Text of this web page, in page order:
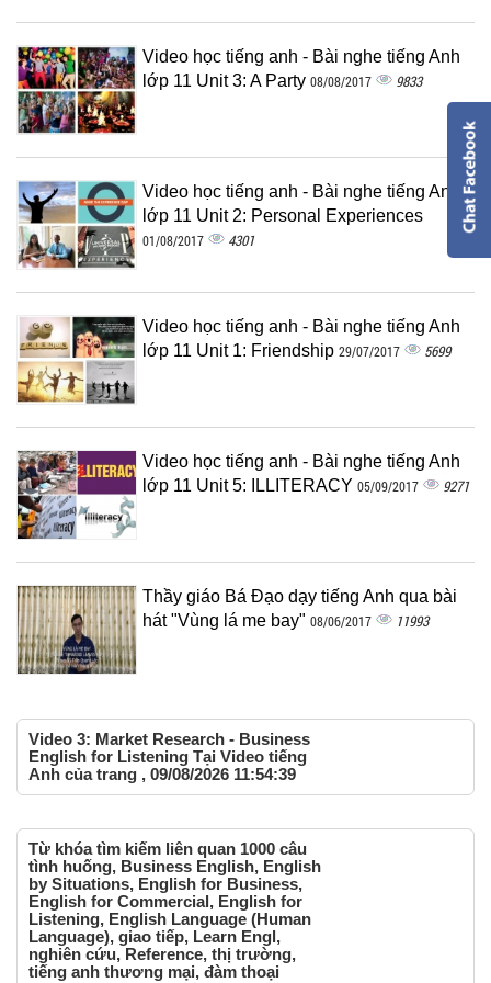
Video học tiếng anh - Bài nghe tiếng Anh
lớp 11 Unit 3: A Party 08/08/2017 9833
Video học tiếng anh - Bài nghe tiếng Anh
lớp 11 Unit 2: Personal Experiences
01/08/2017 4301
Video học tiếng anh - Bài nghe tiếng Anh
lớp 11 Unit 1: Friendship 29/07/2017 5699
Video học tiếng anh - Bài nghe tiếng Anh
lớp 11 Unit 5: ILLITERACY 05/09/2017 9271
Thầy giáo Bá Đạo dạy tiếng Anh qua bài
hát "Vùng lá me bay" 08/06/2017 11993
Video 3: Market Research - Business
English for Listening Tại Video tiếng
Anh của trang , 09/08/2026 11:54:39
Từ khóa tìm kiếm liên quan 1000 câu
tình huống, Business English, English
by Situations, English for Business,
English for Commercial, English for
Listening, English Language (Human
Language), giao tiếp, Learn Engl,
nghiên cứu, Reference, thị trường,
tiếng anh thương mại, đàm thoại